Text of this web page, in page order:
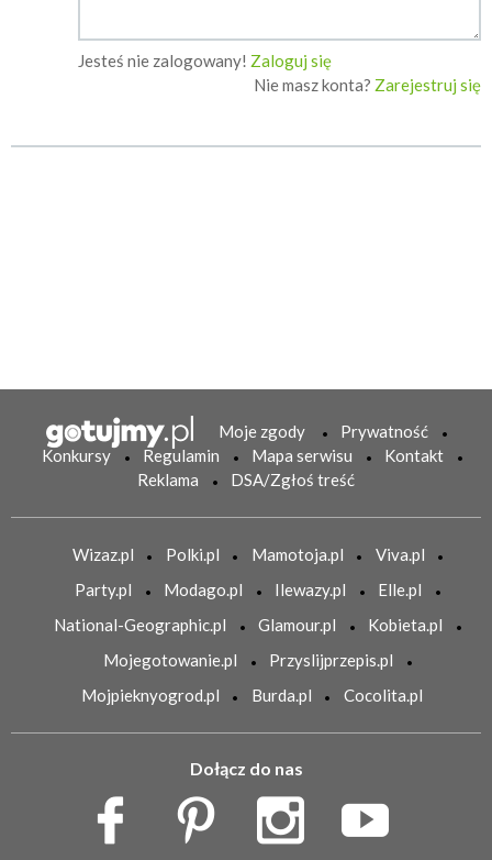
Jesteś nie zalogowany! Zaloguj się
Nie masz konta? Zarejestruj się
Moje zgody
Prywatność
Konkursy
Regulamin Mapa serwisu
Kontakt
Reklama
DSA/Zgłoś treść
Wizaz.pl Polki.pl Mamotoja.pl
Viva.pl
Party.pl
Modago.pl Ilewazy.pl
Elle.pl
National-Geographic.pl
Glamour.pl
Kobieta.pl
Mojegotowanie.pl
Przyslijprzepis.pl
Mojpieknyogrod.pl
Burda.pl Cocolita.pl
Dołącz do nas